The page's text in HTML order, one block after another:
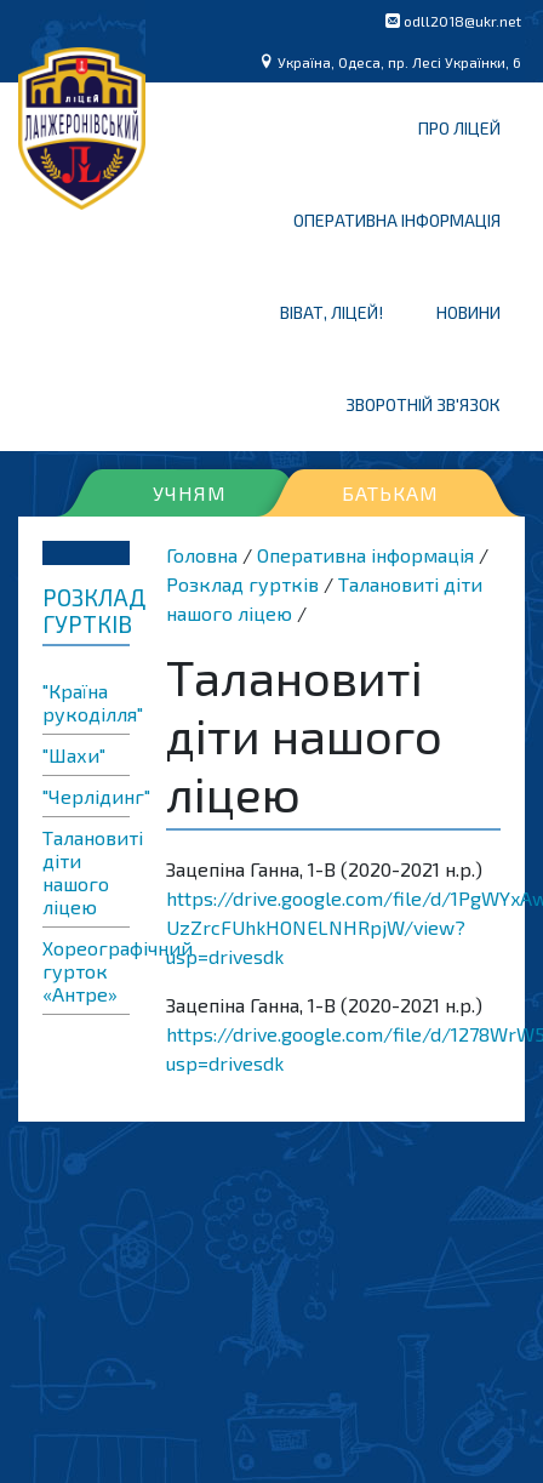
odll2018@ukr.net
Україна, Одеса, пр. Лесі Українки, 6
ПРО ЛІЦЕЙ
ОПЕРАТИВНА ІНФОРМАЦІЯ
ВІВАТ, ЛІЦЕЙ! НОВИНИ
ЗВОРОТНІЙ ЗВ'ЯЗОК
УЧНЯМ БАТЬКАМ
РОЗКЛАД
ГУРТКІВ
"Країна
рукоділля"
"Шахи"
"Черлідинг"
Талановиті
діти
нашого
ліцею
Хореографічний
гурток
«Антре»
Головна
Оперативна інформація
Розклад гуртків
Талановиті діти
нашого ліцею
Талановиті
діти нашого
ліцею
Зацепіна Ганна, 1-В (2020-2021 н.р.)
https://drive.google.com/file/d/
UzZrcFUhkHONELNHRpjW/view?
usp=drivesdk
Зацепіна Ганна, 1-В (2020-2021 н.р.)
https://drive.google.com/file/d/
usp=drivesdk